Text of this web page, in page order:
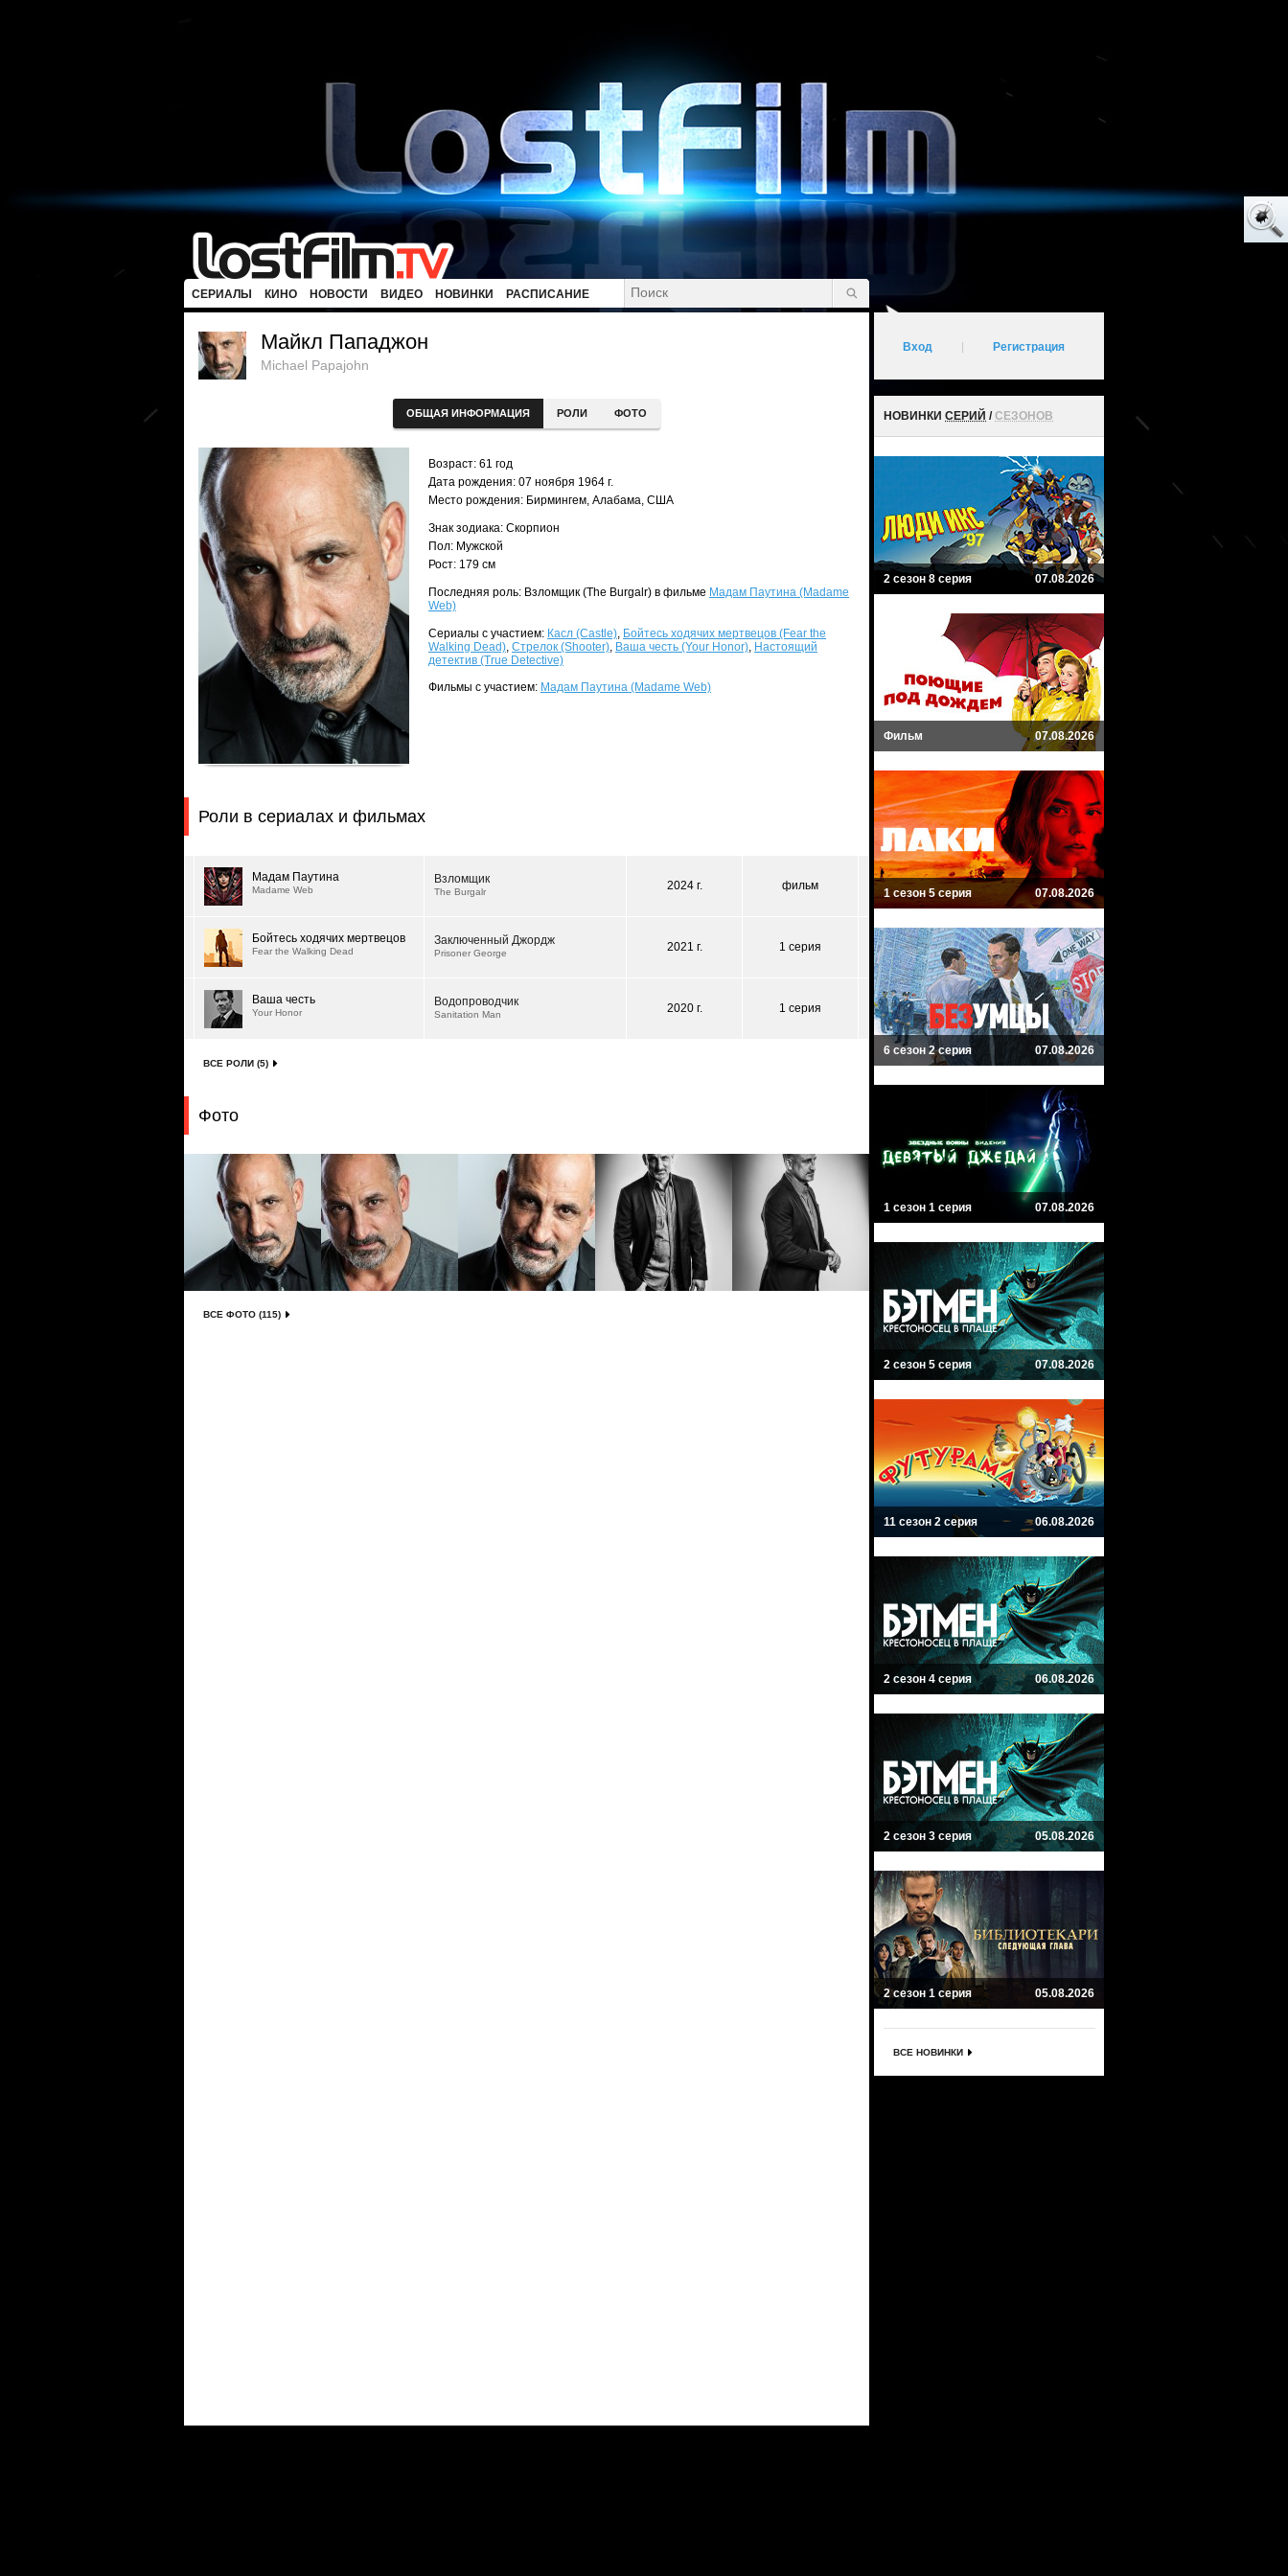
СЕРИАЛЫ КИНО НОВОСТИ ВИДЕО НОВИНКИ РАСПИСАНИЕ
Майкл Пападжон
Michael Papajohn
ОБЩАЯ ИНФОРМАЦИЯ РОЛИ ФОТО
Возраст: 61 год
Дата рождения: 07 ноября 1964 г.
Место рождения: Бирмингем, Алабама, США
Знак зодиака: Скорпион
Пол: Мужской
Рост: 179 см
Последняя роль: Взломщик (The Burgalr) в фильме Мадам Паутина (Madame
Web)
Сериалы с участием: Касл (Castle), Бойтесь ходячих мертвецов (Fear the
Walking Dead), Стрелок (Shooter), Ваша честь (Your Honor), Настоящий
детектив (True Detective)
Фильмы с участием: Мадам Паутина (Madame Web)
Роли в сериалах и фильмах
Мадам Паутина
Madame Web
Взломщик
The Burgalr 2024 г. фильм
Бойтесь ходячих мертвецов
Fear the Walking Dead
Заключенный Джордж
Prisoner George 2021 г. 1 серия
Ваша честь
Your Honor
Водопроводчик
Sanitation Man 2020 г. 1 серия
ВСЕ РОЛИ (5)
Фото
ВСЕ ФОТО (115)
Вход Регистрация
НОВИНКИ СЕРИЙ /СЕЗОНОВ
2 сезон 8 серия 07.08.2026
Фильм 07.08.2026
1 сезон 5 серия 07.08.2026
6 сезон 2 серия 07.08.2026
1 сезон 1 серия 07.08.2026
2 сезон 5 серия 07.08.2026
11 сезон 2 серия 06.08.2026
2 сезон 4 серия 06.08.2026
2 сезон 3 серия 05.08.2026
2 сезон 1 серия 05.08.2026
ВСЕ НОВИНКИ